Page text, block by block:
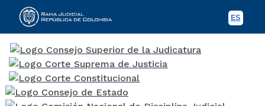
ES